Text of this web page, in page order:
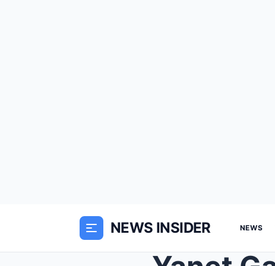
NEWS INSIDER NEWS